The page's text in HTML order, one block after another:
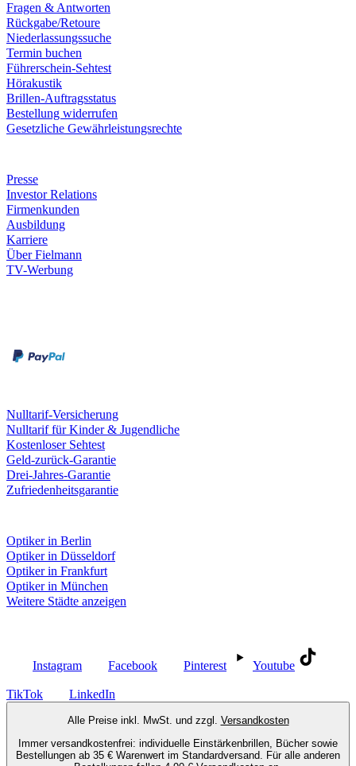
Fragen & Antworten
Rückgabe/Retoure
Niederlassungssuche
Termin buchen
Führerschein-Sehtest
Hörakustik
Brillen-Auftragsstatus
Bestellung widerrufen
Gesetzliche Gewährleistungsrechte
Presse
Investor Relations
Firmenkunden
Ausbildung
Karriere
Über Fielmann
TV-Werbung
Nulltarif-Versicherung
Nulltarif für Kinder & Jugendliche
Kostenloser Sehtest
Geld-zurück-Garantie
Drei-Jahres-Garantie
Zufriedenheitsgarantie
Optiker in Berlin
Optiker in Düsseldorf
Optiker in Frankfurt
Optiker in München
Weitere Städte anzeigen
Instagram Facebook Pinterest Youtube
TikTok LinkedIn
Alle Preise inkl. MwSt. und zzgl. Versandkosten
Immer versandkostenfrei: individuelle Einstärkenbrillen, Bücher sowie
Bestellungen ab 35 € Warenwert im Standardversand. Für alle anderen